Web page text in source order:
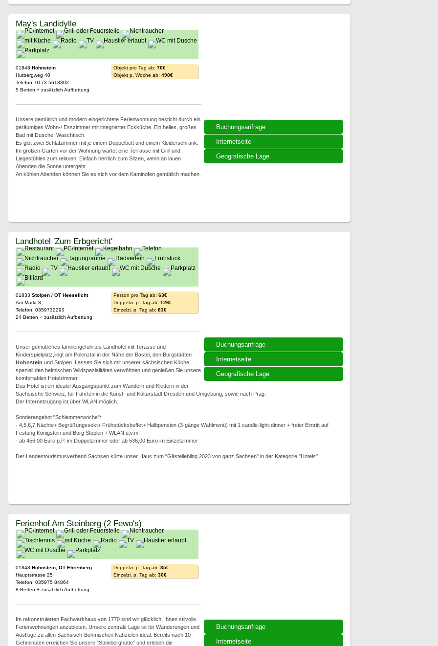
Buchungsanfrage
Internetseite
Geografische Lage
May's Landidylle
01848 Hohnstein
Hutbergweg 40
Telefon: 0173 5613302
5 Betten + zusätzlich Aufbettung
Objekt pro Tag ab: 70€
Objekt p. Woche ab: 490€
Unsere gemütlich und modern eingerichtete Ferienwohnung besticht durch ein
geräumiges Wohn-/ Esszimmer mit integrierter Eckküche. Ein helles, großes
Bad mit Dusche, Waschtisch.
Es gibt zwei Schlafzimmer mit je einem Doppelbett und einem Kleiderschrank.
Im großen Garten vor der Wohnung wartet eine Terrasse mit Grill und
Liegestühlen zum relaxen. Einfach herrlich zum Sitzen, wenn an lauen
Abenden die Sonne untergeht.
An kühlen Abenden können Sie es sich vor dem Kaminofen gemütlich machen.
Buchungsanfrage
Internetseite
Geografische Lage
Landhotel 'Zum Erbgericht'
01833 Stolpen / OT Heeselicht
Am Markt 8
Telefon: 0359732290
24 Betten + zusätzlich Aufbettung
Person pro Tag ab: 63€
Doppelzi. p. Tag ab: 126€
Einzelzi. p. Tag ab: 83€
Unser gemütliches familiengeführtes Landhotel mit Terasse und
Kinderspielplatz,liegt am Polenztal,in der Nähe der Bastei, den Burgstädten
Hohnstein und Stolpen. Lassen Sie sich mit unserer sächsischen Küche;
speziell den heimischen Wildspezialitäten verwöhnen und genießen Sie unsere
komfortablen Hotelzimmer.
Das Hotel ist ein idealer Ausgangspunkt zum Wandern und Klettern in der
Sächsische Schweiz, für Fahrten in die Kunst- und Kulturstadt Dresden und Umgebung, sowie nach Prag.
Der Internetzugang ist über WLAN möglich.
Sonderangebot "Schlemmerwoche":
- 4,5,6,7 Nächte+ Begrüßungssekt+ Frühstücksbuffet+ Halbpension (3-gänge Wahlmenü) mit 1 candle-light-dinner + freier Eintritt auf
Festung Königstein und Burg Stoplen + WLAN u.v.m.
- ab 456,00 Euro p.P. im Doppelzimmer oder ab 536,00 Euro im Einzelzimmer
Der Landestourismusverband Sachsen kürte unser Haus zum "Gästeliebling 2023 von ganz Sachsen" in der Kategorie "Hotels".
Buchungsanfrage
Internetseite
Ferienhof Am Steinberg (2 Fewo's)
01848 Hohnstein, OT Ehrenberg
Hauptstrasse 25
Telefon: 035975 84864
8 Betten + zusätzlich Aufbettung
Doppelzi. p. Tag ab: 35€
Einzelzi. p. Tag ab: 30€
Im rekonstruierten Fachwerkhaus von 1770 sind wir glücklich, Ihnen stilvolle
Ferienwohnungen anzubieten. Unsere zentrale Lage ist für Wanderungen und
Ausflüge zu allen Sächsisch-Böhmischen Nahzielen ideal. Bereits nach 10
Gehminuten erreichen Sie unsere "Steinberghütte" und erleben die